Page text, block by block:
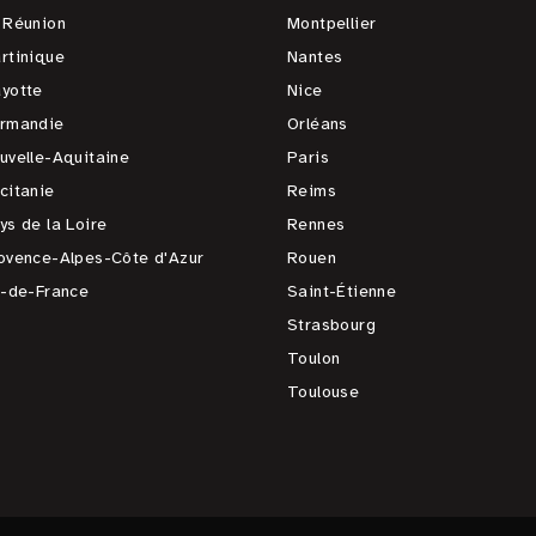
Aquitaine
de la Loire
Alpes-Côte d'Azur
de-France
Montpellier
Nantes
Nice
Orléans
Paris
Reims
Rennes
Rouen
Saint-Étienne
Strasbourg
Toulon
Toulouse